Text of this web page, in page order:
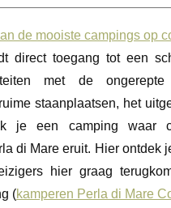
de mooiste campings op
direct toegang tot een
met de
staanplaatsen, het
je een camping waar
di Mare eruit. Hier ontdek
hier graag
(kamperen Perla di Mare